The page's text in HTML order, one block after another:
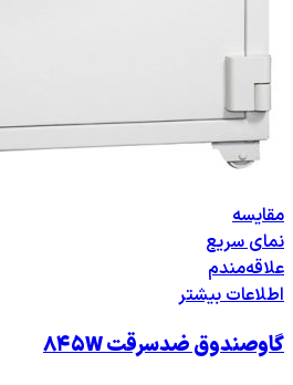
مقایسه
نمای سریع
علاقه‌مندم
اطلاعات بیشتر
گاوصندوق ضدسرقت ۸۴۵W